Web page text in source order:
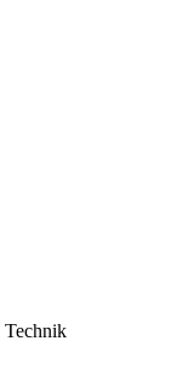
Technik